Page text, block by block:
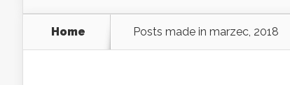
Home Posts made in marzec, 2018